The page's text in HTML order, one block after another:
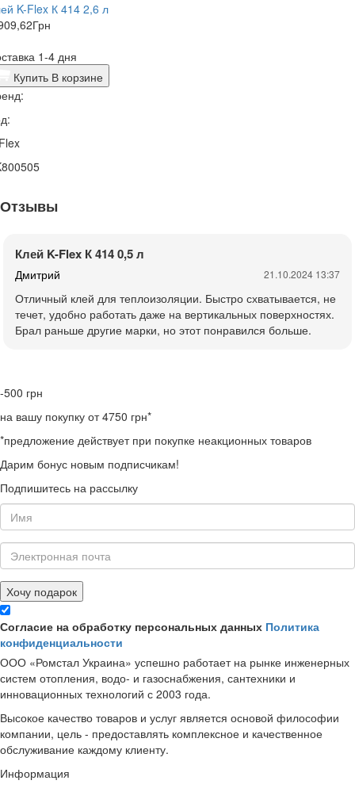
K-Flex К 414 2,6 л
Грн
1-4 дня
Купить В корзине
Отзывы
Клей K-Flex К 414 0,5 л
Дмитрий 21.10.2024 13:37
Отличный клей для теплоизоляции. Быстро схватывается, не
течет, удобно работать даже на вертикальных поверхностях.
Брал раньше другие марки, но этот понравился больше.
-500 грн
на вашу покупку от 4750 грн*
*предложение действует при покупке неакционных товаров
Дарим бонус новым подписчикам!
Подпишитесь на рассылку
Хочу подарок
Согласие на обработку персональных данных Политика
конфиденциальности
ООО «Ромстал Украина» успешно работает на рынке инженерных
систем отопления, водо- и газоснабжения, сантехники и
инновационных технологий с 2003 года.
Высокое качество товаров и услуг является основой философии
компании, цель - предоставлять комплексное и качественное
обслуживание каждому клиенту.
Информация